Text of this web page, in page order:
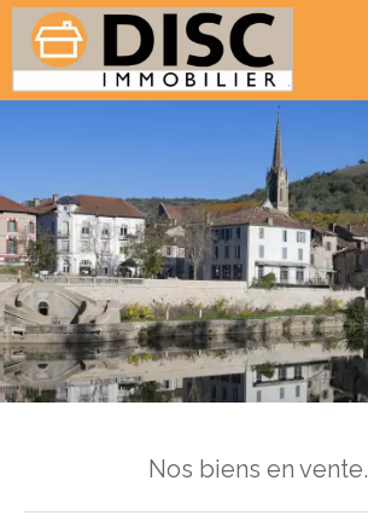
Nos biens en vente.